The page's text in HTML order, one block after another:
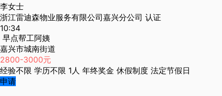
李女士
浙江雷迪森物业服务有限公司嘉兴分公司 认证
10:34
早点帮工阿姨
嘉兴市城南街道
2800-3000元
经验不限 学历不限 1人 年终奖金 休假制度 法定节假日
申请